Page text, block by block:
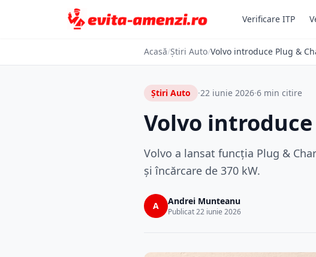
Verificare ITP
Acasă/Știri Auto/Volvo introduce Plug &
Știri Auto ·22 iunie 2026·6 min citire
Volvo introduce
Volvo a lansat funcția Plug &
și încărcare de 370 kW.
A Andrei Munteanu
Publicat 22 iunie 2026